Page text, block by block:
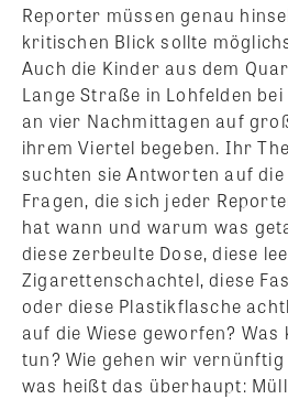
Reporter müssen genau
kritischen Blick sollte
Auch die Kinder aus dem
Lange Straße in Lohfelden
an vier Nachmittagen auf
ihrem Viertel begeben. Ihr
suchten sie Antworten auf
Fragen, die sich jeder
hat wann und warum was
diese zerbeulte Dose, diese
Zigarettenschachtel, diese
oder diese Plastikflasche
auf die Wiese geworfen?
tun? Wie gehen wir
was heißt das überhaupt: